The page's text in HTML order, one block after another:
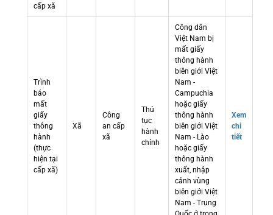
cấp xã
Trình
báo
mất
giấy
thông
hành
(thực
hiện tại
cấp xã)
Xã
Công
an cấp
xã
Thủ
tục
hành
chính
Công dân
Việt Nam bị
mất giấy
thông hành
biên giới Việt
Nam -
Campuchia
hoặc giấy
thông hành
biên giới Việt
Nam - Lào
hoặc giấy
thông hành
xuất, nhập
cảnh vùng
biên giới Việt
Nam - Trung
Xem
chi
tiết